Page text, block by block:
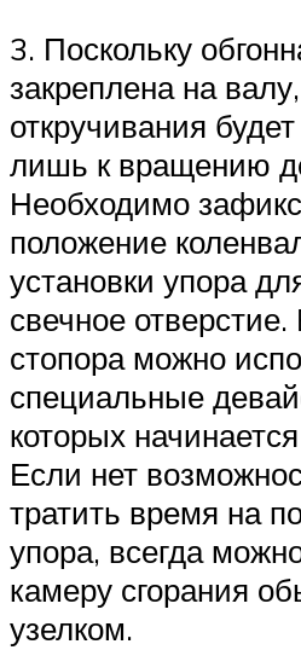
3. Поскольку
закреплена на
откручивания
лишь к вращению
Необходимо
положение
установки упора
свечное отверстие.
стопора можно
специальные
которых
Если нет
тратить время на
упора, всегда
камеру сгорания
узелком.